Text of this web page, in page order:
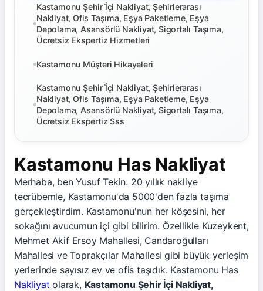
Kastamonu Şehir İ̇çi Nakliyat, Şehirlerarası
Nakliyat, Ofis Taşıma, Eşya Paketleme, Eşya
Depolama, Asansörlü Nakliyat, Sigortalı Taşıma,
Ücretsiz Ekspertiz Hizmetleri
Kastamonu Müşteri Hikayeleri
Kastamonu Şehir İ̇çi Nakliyat, Şehirlerarası
Nakliyat, Ofis Taşıma, Eşya Paketleme, Eşya
Depolama, Asansörlü Nakliyat, Sigortalı Taşıma,
Ücretsiz Ekspertiz Sss
Kastamonu Has Nakliyat
Merhaba, ben Yusuf Tekin. 20 yıllık nakliye
tecrübemle, Kastamonu'da 5000'den fazla taşıma
gerçekleştirdim. Kastamonu'nun her köşesini, her
sokağını avucumun içi gibi bilirim. Özellikle Kuzeykent,
Mehmet Akif Ersoy Mahallesi, Candaroğulları
Mahallesi ve Toprakçılar Mahallesi gibi büyük yerleşim
yerlerinde sayısız ev ve ofis taşıdık. Kastamonu Has
Nakliyat olarak, Kastamonu Şehir İçi Nakliyat,